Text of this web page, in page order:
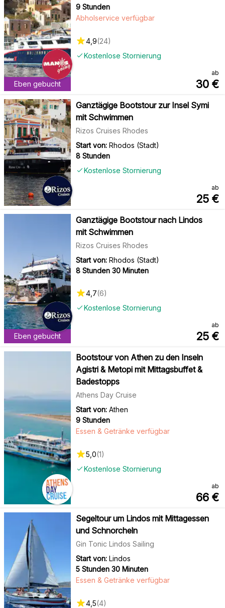
Eben gebucht
9 Stunden
Kostenlose Stornierung
Abholservice verfügbar
4,9(24)
ab
30 €
Ganztägige Bootstour zur Insel Symi
mit Schwimmen
Rizos Cruises Rhodes
Start von: Rhodos (Stadt)
8 Stunden
Kostenlose Stornierung
ab
25 €
Eben gebucht
Ganztägige Bootstour nach Lindos
mit Schwimmen
Rizos Cruises Rhodes
Start von: Rhodos (Stadt)
8 Stunden 30 Minuten
Kostenlose Stornierung
4,7(6)
ab
25 €
Bootstour von Athen zu den Inseln
Agistri & Metopi mit Mittagsbuffet &
Badestopps
Athens Day Cruise
Start von: Athen
9 Stunden
Kostenlose Stornierung
Essen & Getränke verfügbar
5,0(1)
ab
66 €
Segeltour um Lindos mit Mittagessen
und Schnorcheln
Gin Tonic Lindos Sailing
Start von: Lindos
5 Stunden 30 Minuten
Essen & Getränke verfügbar
4,5(4)